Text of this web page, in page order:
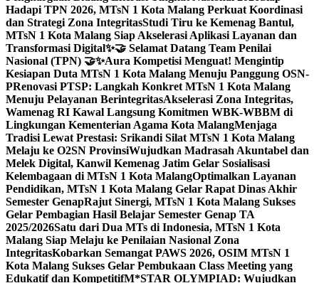
Hadapi TPN 2026, MTsN 1 Kota Malang Perkuat Koordinasi
dan Strategi Zona IntegritasStudi Tiru ke Kemenag Bantul,
MTsN 1 Kota Malang Siap Akselerasi Aplikasi Layanan dan
Transformasi Digital✨🤝 Selamat Datang Team Penilai
Nasional (TPN) 🤝✨Aura Kompetisi Menguat! Mengintip
Kesiapan Duta MTsN 1 Kota Malang Menuju Panggung OSN-
PRenovasi PTSP: Langkah Konkret MTsN 1 Kota Malang
Menuju Pelayanan BerintegritasAkselerasi Zona Integritas,
Wamenag RI Kawal Langsung Komitmen WBK-WBBM di
Lingkungan Kementerian Agama Kota MalangMenjaga
Tradisi Lewat Prestasi: Srikandi Silat MTsN 1 Kota Malang
Melaju ke O2SN ProvinsiWujudkan Madrasah Akuntabel dan
Melek Digital, Kanwil Kemenag Jatim Gelar Sosialisasi
Kelembagaan di MTsN 1 Kota MalangOptimalkan Layanan
Pendidikan, MTsN 1 Kota Malang Gelar Rapat Dinas Akhir
Semester GenapRajut Sinergi, MTsN 1 Kota Malang Sukses
Gelar Pembagian Hasil Belajar Semester Genap TA
2025/2026Satu dari Dua MTs di Indonesia, MTsN 1 Kota
Malang Siap Melaju ke Penilaian Nasional Zona
IntegritasKobarkan Semangat PAWS 2026, OSIM MTsN 1
Kota Malang Sukses Gelar Pembukaan Class Meeting yang
Edukatif dan KompetitifM*STAR OLYMPIAD: Wujudkan